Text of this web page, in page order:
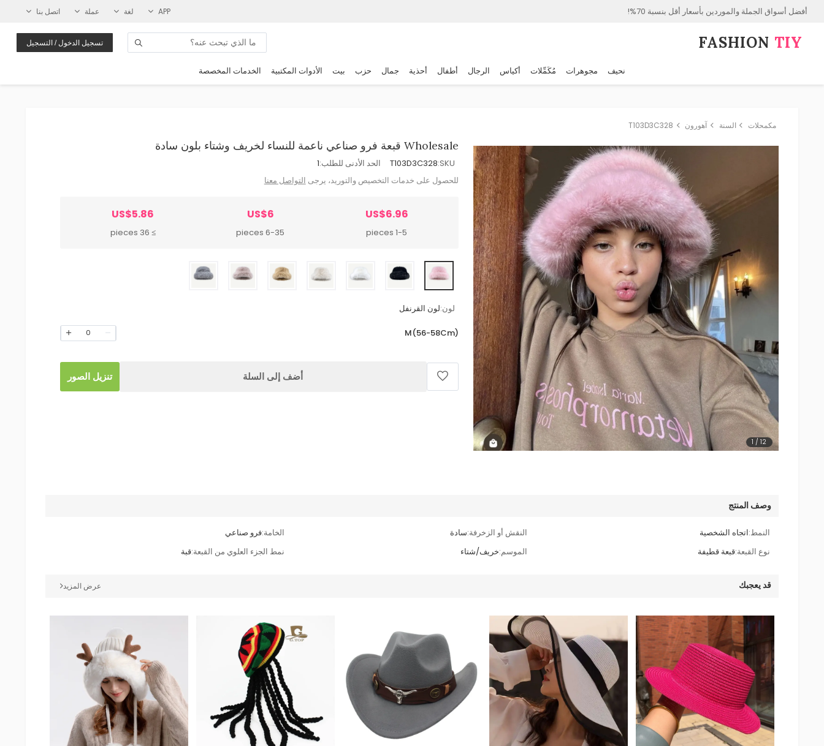
أفضل أسواق الجملة والموردين بأسعار أقل بنسبة 70%! APP لغة عملة اتصل بنا
FASHION⁠ TIY تسجيل الدخول / التسجيل
نحيف مجوهرات مُكَمِّلات أكياس الرجال أطفال أحذية جمال حزب بيت الأدوات المكتبية الخدمات المخصصة
مكمحلات السنة آهورون T103D3C328
1 /12
Wholesale قبعة فرو صناعي ناعمة للنساء لخريف وشتاء بلون سادة
SKU:
T103D3C328 الحد الأدنى للطلب:1
للحصول على خدمات التخصيص والتوريد، يرجى التواصل معنا
US$6.96
1-5 pieces
US$6
6-35 pieces
US$5.86
≥ 36 pieces
لون:لون القرنفل
M(56-58Cm)
0
أضف إلى السلة تنزيل الصور
وصف المنتج
النمط:اتجاه الشخصية النقش أو الزخرفة:سادة الخامة:فرو صناعي
نوع القبعة:قبعة قطيفة الموسم:خريف/شتاء نمط الجزء العلوي من القبعة:قبة
قد يعجبك عرض المزيد